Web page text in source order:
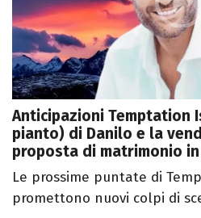
Anticipazioni Temptation
pianto) di Danilo e la
proposta di matrimonio
Le prossime puntate di
promettono nuovi colpi di